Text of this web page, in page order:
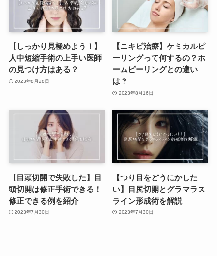
【しっかり見極めよう！】
人中短縮手術の上手い医師
の見つけ方はある？
2023年8月28日
【ニキビ治療】ケミカルピ
ーリングって何するの？ホ
ームピーリングとの違い
は？
2023年8月16日
【目頭切開で失敗した】目
頭切開は修正手術できる！
修正できる例を紹介
2023年7月30日
【つり目をどうにかした
い】目尻切開とグラマラス
ライン形成術を解説
2023年7月30日